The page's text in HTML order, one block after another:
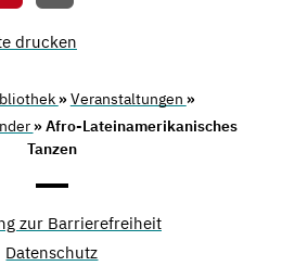
drucken
»Veranstaltungen »
» Afro-Lateinamerikanisches
Tanzen
zur Barrierefreiheit
Datenschutz